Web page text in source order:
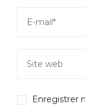
Enregistrer